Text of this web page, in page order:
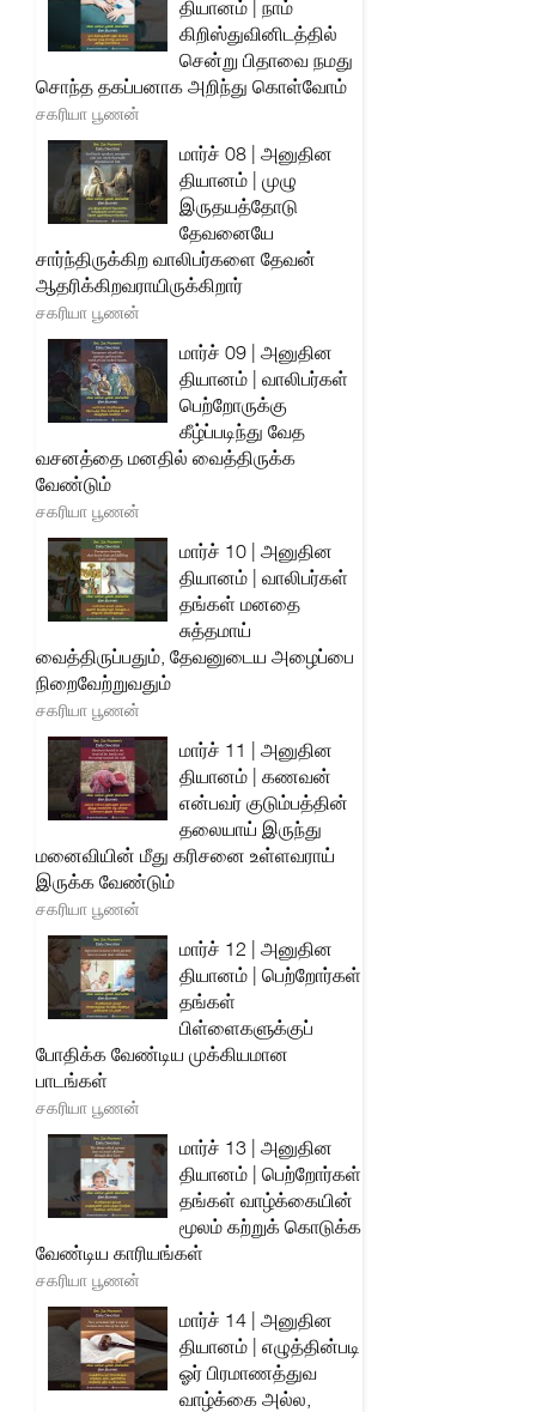
தியானம் | நாம்
கிறிஸ்துவினிடத்தில்
சென்று பிதாவை நமது
சொந்த தகப்பனாக அறிந்து கொள்வோம்
சகரியா பூணன்
மார்ச் 08 | அனுதின
தியானம் | முழு
இருதயத்தோடு
தேவனையே
சார்ந்திருக்கிற வாலிபர்களை தேவன்
ஆதரிக்கிறவராயிருக்கிறார்
சகரியா பூணன்
மார்ச் 09 | அனுதின
தியானம் | வாலிபர்கள்
பெற்றோருக்கு
கீழ்ப்படிந்து வேத
வசனத்தை மனதில் வைத்திருக்க
வேண்டும்
சகரியா பூணன்
மார்ச் 10 | அனுதின
தியானம் | வாலிபர்கள்
தங்கள் மனதை
சுத்தமாய்
வைத்திருப்பதும், தேவனுடைய அழைப்பை
நிறைவேற்றுவதும்
சகரியா பூணன்
மார்ச் 11 | அனுதின
தியானம் | கணவன்
என்பவர் குடும்பத்தின்
தலையாய் இருந்து
மனைவியின் மீது கரிசனை உள்ளவராய்
இருக்க வேண்டும்
சகரியா பூணன்
மார்ச் 12 | அனுதின
தியானம் | பெற்றோர்கள்
தங்கள்
பிள்ளைகளுக்குப்
போதிக்க வேண்டிய முக்கியமான
பாடங்கள்
சகரியா பூணன்
மார்ச் 13 | அனுதின
தியானம் | பெற்றோர்கள்
தங்கள் வாழ்க்கையின்
மூலம் கற்றுக் கொடுக்க
வேண்டிய காரியங்கள்
சகரியா பூணன்
மார்ச் 14 | அனுதின
தியானம் | எழுத்தின்படி
ஓர் பிரமாணத்துவ
வாழ்க்கை அல்ல,